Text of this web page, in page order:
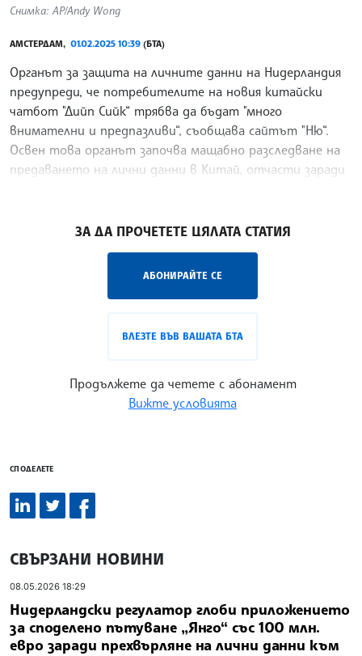
Снимка: AP/Andy Wong
АМСТЕРДАМ, 01.02.2025 10:39 (БТА)
Органът за защита на личните данни на Нидерландия
предупреди, че потребителите на новия китайски
чатбот "Дийп Сийк“ трябва да бъдат "много
внимателни и предпазливи“, съобщава сайтът "Ню“.
Освен това органът започва мащабно разследване на
предаването на лични данни в Китай, отчасти заради
ЗА ДА ПРОЧЕТЕТЕ ЦЯЛАТА СТАТИЯ
АБОНИРАЙТЕ СЕ
ВЛЕЗТЕ ВЪВ ВАШАТА БТА
Продължете да четете с абонамент
Вижте условията
СПОДЕЛЕТЕ
СВЪРЗАНИ НОВИНИ
08.05.2026 18:29
Нидерландски регулатор глоби приложението
за споделено пътуване „Янго“ със 100 млн.
евро заради прехвърляне на лични данни към